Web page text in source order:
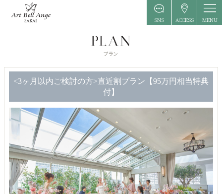
SNS ACCESS MENU
<3ヶ月以内ご検討の方>直近割プラン【95万円相当特典
付】